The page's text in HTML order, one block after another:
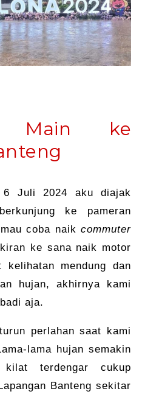
Main ke
6 Juli 2024 aku diajak
ke pameran
mau coba naikcommuter
ke sana naik motor
mendung dan
hujan, akhirnya kami
aja.
perlahan saat kami
lama hujan semakin
terdengar cukup
Banteng sekitar